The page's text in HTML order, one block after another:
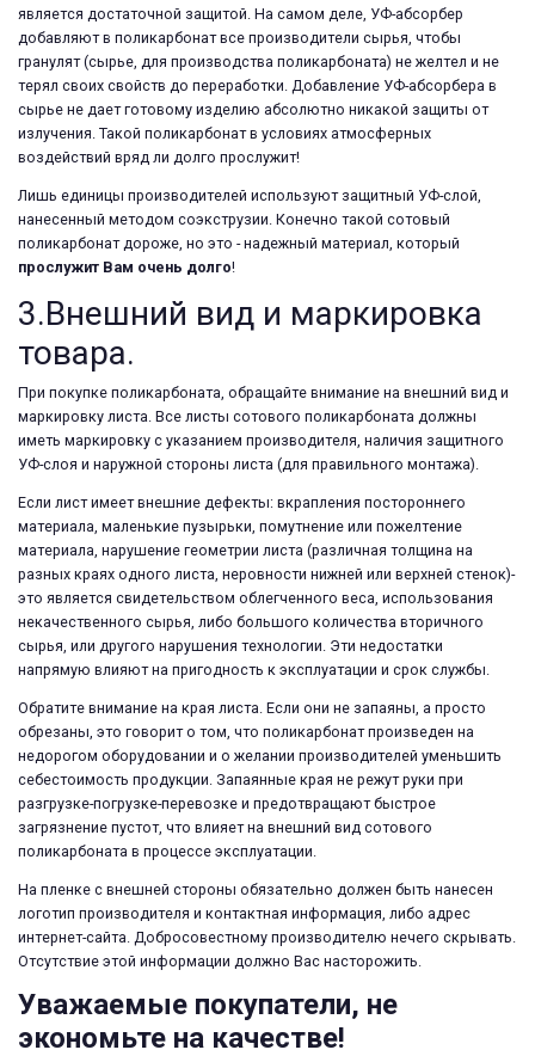
является достаточной защитой. На самом деле, УФ-абсорбер
добавляют в поликарбонат все производители сырья, чтобы
гранулят (сырье, для производства поликарбоната) не желтел и не
терял своих свойств до переработки. Добавление УФ-абсорбера в
сырье не дает готовому изделию абсолютно никакой защиты от
излучения. Такой поликарбонат в условиях атмосферных
воздействий вряд ли долго прослужит!
Лишь единицы производителей используют защитный УФ-слой,
нанесенный методом соэкструзии. Конечно такой сотовый
поликарбонат дороже, но это - надежный материал, который
прослужит Вам очень долго!
3.Внешний вид и маркировка
товара.
При покупке поликарбоната, обращайте внимание на внешний вид и
маркировку листа. Все листы сотового поликарбоната должны
иметь маркировку с указанием производителя, наличия защитного
УФ-слоя и наружной стороны листа (для правильного монтажа).
Если лист имеет внешние дефекты: вкрапления постороннего
материала, маленькие пузырьки, помутнение или пожелтение
материала, нарушение геометрии листа (различная толщина на
разных краях одного листа, неровности нижней или верхней стенок)-
это является свидетельством облегченного веса, использования
некачественного сырья, либо большого количества вторичного
сырья, или другого нарушения технологии. Эти недостатки
напрямую влияют на пригодность к эксплуатации и срок службы.
Обратите внимание на края листа. Если они не запаяны, а просто
обрезаны, это говорит о том, что поликарбонат произведен на
недорогом оборудовании и о желании производителей уменьшить
себестоимость продукции. Запаянные края не режут руки при
разгрузке-погрузке-перевозке и предотвращают быстрое
загрязнение пустот, что влияет на внешний вид сотового
поликарбоната в процессе эксплуатации.
На пленке с внешней стороны обязательно должен быть нанесен
логотип производителя и контактная информация, либо адрес
интернет-сайта. Добросовестному производителю нечего скрывать.
Отсутствие этой информации должно Вас насторожить.
Уважаемые покупатели, не
экономьте на качестве!